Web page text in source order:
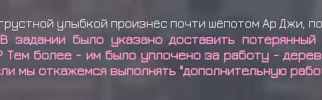
улыбкой произнёс почти шёпотом Ар Джи,
задании было указано доставить
Тем более - им было уплочено за работу -
мы откажемся выполнять "дополнительную